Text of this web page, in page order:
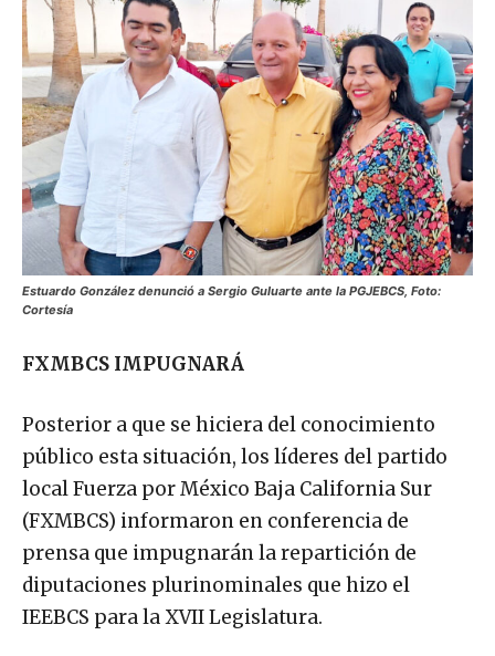
Estuardo González denunció a Sergio Guluarte ante la PGJEBCS, Foto:
Cortesía
FXMBCS IMPUGNARÁ
Posterior a que se hiciera del conocimiento
público esta situación, los líderes del partido
local Fuerza por México Baja California Sur
(FXMBCS) informaron en conferencia de
prensa que impugnarán la repartición de
diputaciones plurinominales que hizo el
IEEBCS para la XVII Legislatura.